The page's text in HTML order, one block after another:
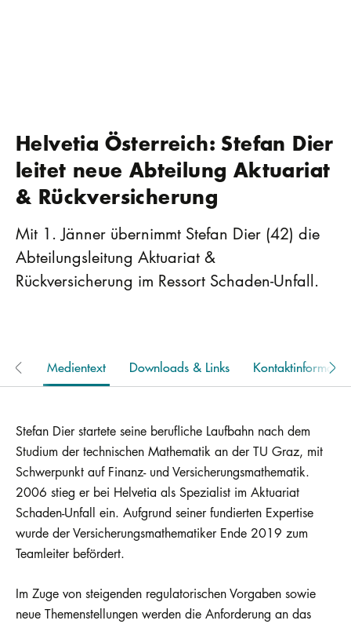
Helvetia Österreich: Stefan Dier
leitet neue Abteilung Aktuariat
& Rückversicherung
Mit 1. Jänner übernimmt Stefan Dier (42) die
Abteilungsleitung Aktuariat &
Rückversicherung im Ressort Schaden-Unfall.
Medientext Downloads & Links
Stefan Dier startete seine berufliche Laufbahn nach dem
Studium der technischen Mathematik an der TU Graz, mit
Schwerpunkt auf Finanz- und Versicherungsmathematik.
2006 stieg er bei Helvetia als Spezialist im Aktuariat
Schaden-Unfall ein. Aufgrund seiner fundierten Expertise
wurde der Versicherungsmathematiker Ende 2019 zum
Teamleiter befördert.
Im Zuge von steigenden regulatorischen Vorgaben sowie
neue Themenstellungen werden die Anforderung an das